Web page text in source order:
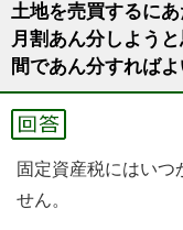
土地を売買するに
月割あん分しよう
間であん分すれば
固定資産税にはいつ
せん。